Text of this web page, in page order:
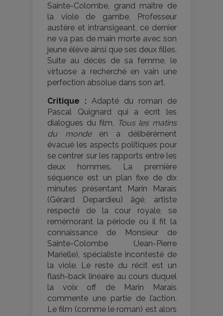
Sainte-Colombe, grand maître de
la viole de gambe. Professeur
austère et intransigeant, ce dernier
ne va pas de main morte avec son
jeune élève ainsi que ses deux filles.
Suite au décès de sa femme, le
virtuose a recherché en vain une
perfection absolue dans son art.
Critique : Adapté du roman de
Pascal Quignard qui a écrit les
dialogues du film,
Tous les matins
du mondeen a délibérément
évacué les aspects politiques pour
se centrer sur les rapports entre les
deux hommes. La première
séquence est un plan fixe de dix
minutes présentant Marin Marais
(Gérard Depardieu) âgé, artiste
respecté de la cour royale, se
remémorant la période où il fit la
connaissance de Monsieur de
Sainte-Colombe (Jean-Pierre
Marielle), spécialiste incontesté de
la viole. Le reste du récit est un
flash-back linéaire au cours duquel
la voix off de Marin Marais
commente une partie de l’action.
Le film (comme le roman) est alors